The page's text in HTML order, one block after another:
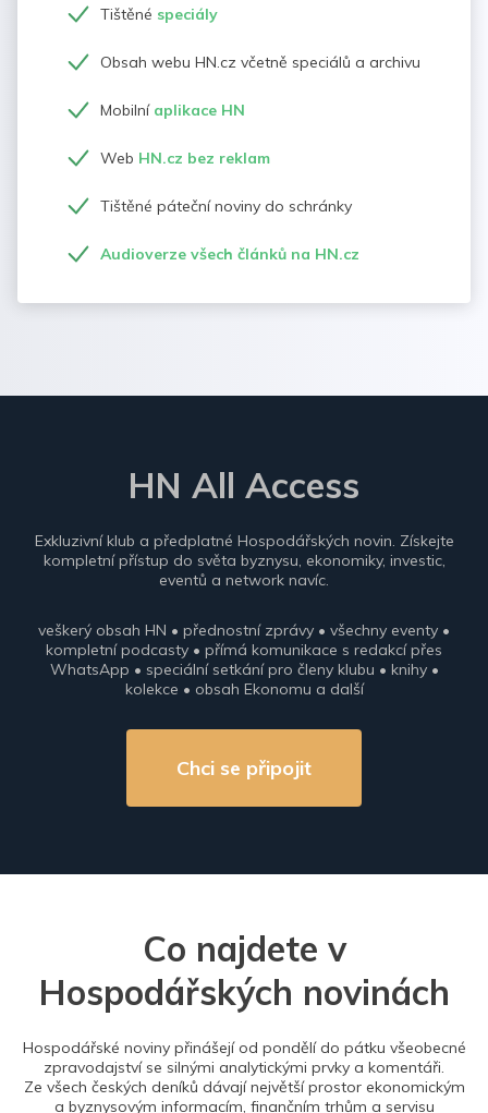
Tištěné speciály
Obsah webu HN.cz včetně speciálů a archivu
Mobilní aplikace HN
Web HN.cz bez reklam
Tištěné páteční noviny do schránky
Audioverze všech článků na HN.cz
HN All Access
Exkluzivní klub a předplatné Hospodářských novin. Získejte
kompletní přístup do světa byznysu, ekonomiky, investic,
eventů a network navíc.
veškerý obsah HN • přednostní zprávy • všechny eventy •
kompletní podcasty • přímá komunikace s redakcí přes
WhatsApp • speciální setkání pro členy klubu • knihy •
kolekce • obsah Ekonomu a další
Chci se připojit
Co najdete v
Hospodářských novinách
Hospodářské noviny přinášejí od pondělí do pátku všeobecné
zpravodajství se silnými analytickými prvky a komentáři.
Ze všech českých deníků dávají největší prostor ekonomickým
a byznysovým informacím, finančním trhům a servisu